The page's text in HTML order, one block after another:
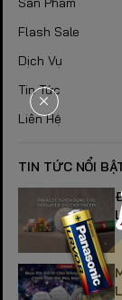
Flash Sale
Dịch Vụ
Tin Tức
Liên Hệ
TIN TỨC NỔI